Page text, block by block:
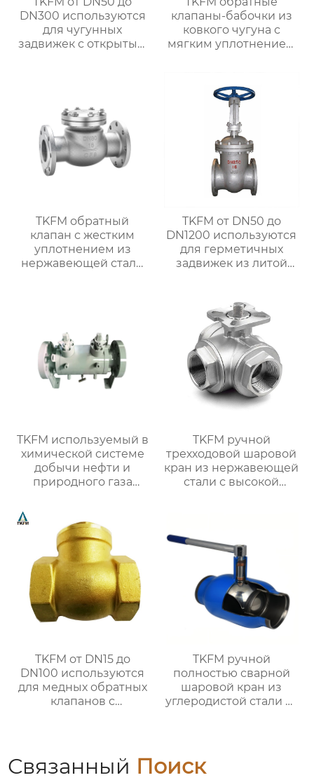
DN300 используются
для чугунных
задвижек с открытым
отопления
клапаны-бабочки из
ковкого чугуна с
мягким уплотнением
системах водяного
отопления
TKFM обратный
клапан с жестким
уплотнением из
нержавеющей стали
TKFM от DN50 до
DN1200 используются
для герметичных
задвижек из литой
для систем водяного
отопления
TKFM используемый в
химической системе
добычи нефти и
природного газа
двухшариковый
шаровой кран из
кованой стали
TKFM ручной
трехходовой шаровой
кран из нержавеющей
стали с высокой
TKFM от DN15 до
DN100 используются
для медных обратных
клапанов с
TKFM ручной
полностью сварной
шаровой кран из
углеродистой стали от
Связанный Поиск